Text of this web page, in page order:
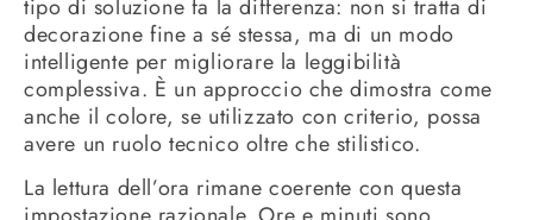
tipo di soluzione fa la differenza: non si tratta di
decorazione fine a sé stessa, ma di un modo
intelligente per migliorare la leggibilità
complessiva. È un approccio che dimostra come
anche il colore, se utilizzato con criterio, possa
avere un ruolo tecnico oltre che stilistico.
La lettura dell’ora rimane coerente con questa